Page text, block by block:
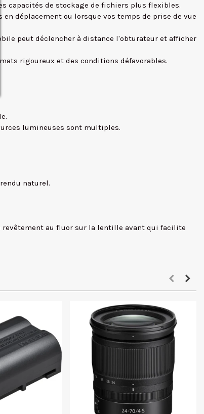
capacités de stockage de fichiers plus flexibles.
déplacement ou lorsque vos temps de prise de vue
peut déclencher à distance l'obturateur et afficher
rigoureux et des conditions défavorables.
lumineuses sont multiples.
naturel.
revêtement au fluor sur la lentille avant qui facilite